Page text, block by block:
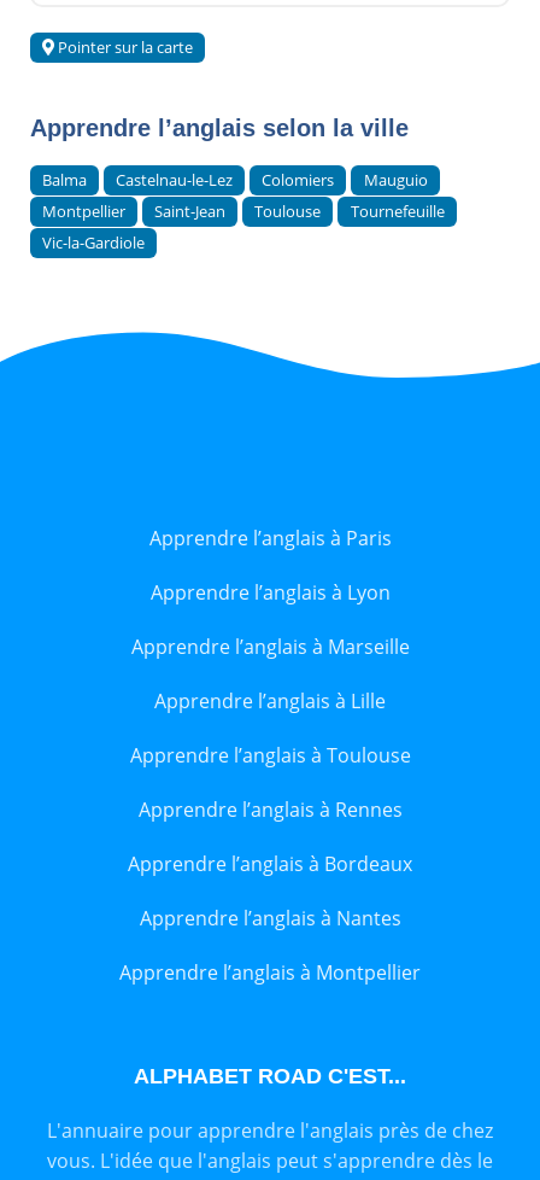
Pointer sur la carte
Apprendre l’anglais selon la ville
Balma Castelnau-le-Lez Colomiers
Mauguio
Montpellier
Saint-Jean Toulouse
Tournefeuille
Vic-la-Gardiole
Apprendre l’anglais à Paris
Apprendre l’anglais à Lyon
Apprendre l’anglais à Marseille
Apprendre l’anglais à Lille
Apprendre l’anglais à Toulouse
Apprendre l’anglais à Rennes
Apprendre l’anglais à Bordeaux
Apprendre l’anglais à Nantes
Apprendre l’anglais à Montpellier
ALPHABET ROAD C'EST...
L'annuaire pour apprendre l'anglais près de chez
vous. L'idée que l'anglais peut s'apprendre dès le